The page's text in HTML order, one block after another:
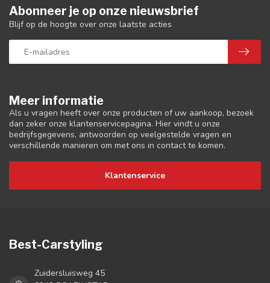
Meer informatie
Als u vragen heeft over onze producten of uw aankoop, bezoek
dan zeker onze klantenservicepagina. Hier vindt u onze
bedrijfsgegevens, antwoorden op veelgestelde vragen en
verschillende manieren om met ons in contact te komen.
Klantenservice
Abonneer je op onze nieuwsbrief
Blijf op de hoogte over onze laatste acties
Best-Carstyling
Zuidersluisweg 45